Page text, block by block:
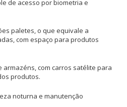
de acesso por biometria e
paletes, o que equivale a
com espaço para produtos
armazéns, com carros satélite para
produtos.
noturna e manutenção